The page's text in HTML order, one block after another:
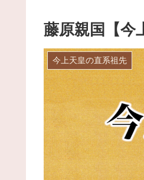
藤原親国【今
今上天皇の直系祖先